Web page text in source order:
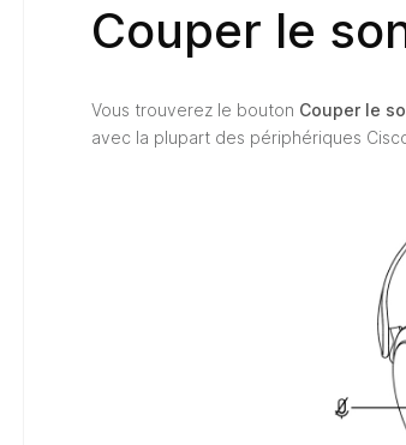
Couper le
Vous trouverez le bouton Couper le
avec la plupart des périphériques